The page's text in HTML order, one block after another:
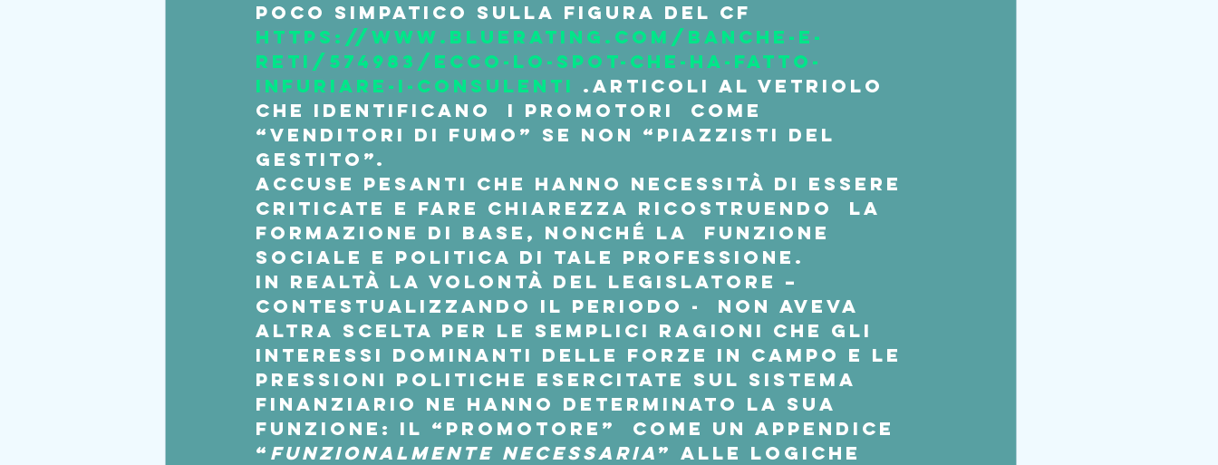
poco simpatico sulla figura del Cf
https://www.bluerating.com/banche-e-
reti/574983/ecco-lo-spot-che-ha-fatto-
infuriare-i-consulenti .Articoli al vetriolo
che identificano  i Promotori  come
“venditori di fumo” se non “piazzisti del
gestito”.
Accuse pesanti che hanno necessità di essere
criticate e fare chiarezza ricostruendo  la
formazione di base, nonché la  funzione
sociale e politica di tale professione.
In realtà la volontà del legislatore –
contestualizzando il periodo -  non aveva
altra scelta per le semplici ragioni che gli
interessi dominanti delle forze in campo e le
pressioni politiche esercitate sul sistema
finanziario ne hanno determinato la sua
funzione: il “promotore”  come un appendice
“ funzionalmente necessaria ” alle logiche